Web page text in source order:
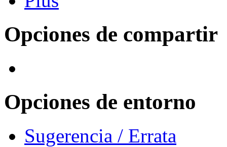
Opciones de compartir
Opciones de entorno
Sugerencia / Errata